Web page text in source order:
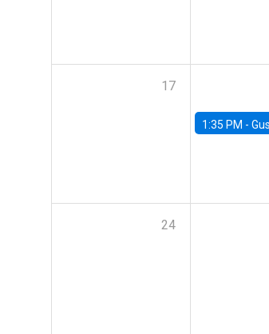
17
1:35 PM - Gustavo
24